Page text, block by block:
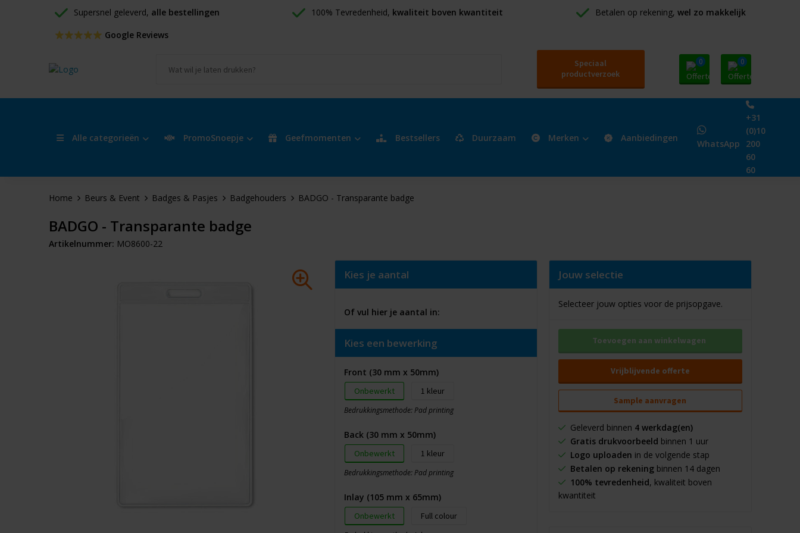
Supersnel geleverd, alle bestellingen 100% Tevredenheid, kwaliteit boven kwantiteit Betalen op rekening, wel zo makkelijk
Google Reviews
Speciaal
productverzoek
0 0
Alle categorieën PromoSnoepje Geefmomenten Bestsellers Duurzaam Merken Aanbiedingen
WhatsApp
+31
(0)10
200
60
60
Home Beurs & Event Badges & Pasjes Badgehouders BADGO - Transparante badge
BADGO - Transparante badge
Artikelnummer: MO8600-22
Kies je aantal
Of vul hier je aantal in:
Kies een bewerking
Front (30 mm x 50mm)
Onbewerkt 1
Bedrukkingsmethode: Pad printing
Back (30 mm x 50mm)
Onbewerkt 1
Bedrukkingsmethode: Pad printing
Inlay (105 mm x 65mm)
Onbewerkt Full colour
Jouw selectie
Selecteer jouw opties voor de prijsopgave.
Toevoegen aan winkelwagen
Vrijblijvende offerte
Sample aanvragen
Geleverd binnen 4 werkdag(en)
Gratis drukvoorbeeld binnen 1 uur
Logo uploaden in de volgende stap
Betalen op rekeningbinnen 14 dagen
100% tevredenheid, kwaliteit boven
kwantiteit